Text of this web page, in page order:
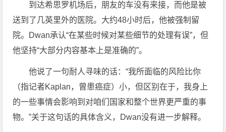
到达希思罗机场后，朋友的车没有来接，而他是被
送到了几英里外的医院。大约48小时后，他被强制留
院。Dwan承认“在某些时候对某些细节的处理有误”，但
他坚持“大部分内容基本上是准确的”。
他说了一句耐人寻味的话：“我所面临的风险比你
（指记者Kaplan，曾患癌症）小，但区别在于，我身上
的一些事情会影响到对咱们国家和整个世界更严重的事
物。”关于这句话的具体含义，Dwan没有进一步解释。